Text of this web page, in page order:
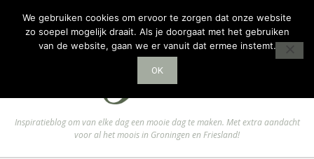
Inspiratieblog om van elke dag een mooie dag te maken. Met extra aandacht
voor al het moois in Groningen en Friesland!
We gebruiken cookies om ervoor te zorgen dat onze website
zo soepel mogelijk draait. Als je doorgaat met het gebruiken
van de website, gaan we er vanuit dat ermee instemt.
OK